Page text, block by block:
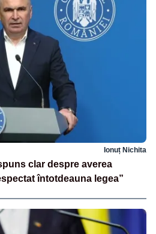
Ionuț Nichita
clar despre averea
întotdeauna legea”